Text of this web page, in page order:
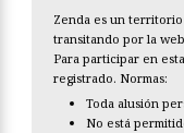
Zenda es un
transitando por la
Para participar en
registrado. Normas:
Toda alusión
No está